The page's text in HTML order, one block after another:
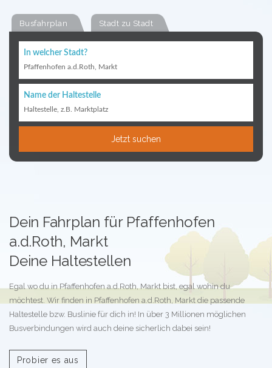
Busfahrplan Stadt zu Stadt
In welcher Stadt?
Pfaffenhofen a.d.Roth, Markt
Name der Haltestelle
Haltestelle, z.B. Marktplatz
Jetzt suchen
Dein Fahrplan für Pfaffenhofen
a.d.Roth, Markt
Deine Haltestellen
Egal wo du in Pfaffenhofen a.d.Roth, Markt bist, egal wohin du
möchtest. Wir finden in Pfaffenhofen a.d.Roth, Markt die passende
Haltestelle bzw. Buslinie für dich in! In über 3 Millionen möglichen
Busverbindungen wird auch deine sicherlich dabei sein!
Probier es aus